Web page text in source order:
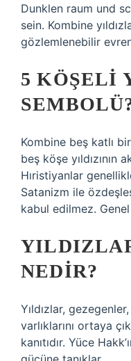
Dunklen raum und
sein. Kombine
gözlemlenebilir
5 KÖŞELI
Kombine beş katlı
beş köşe yıldızının
Hıristiyanlar
Satanizm ile
kabul edilmez.
NEDIR?
Yıldızlar,
varlıklarını ortaya
kanıtıdır. Yüce